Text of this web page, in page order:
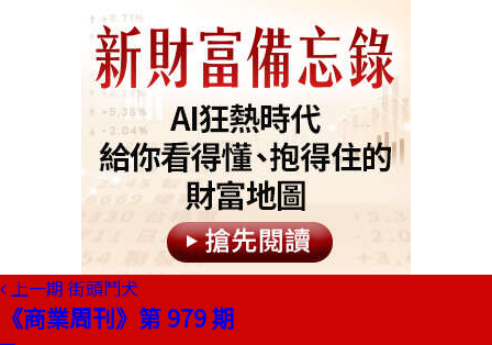
上一期 街頭鬥犬
《商業周刊》第 979 期